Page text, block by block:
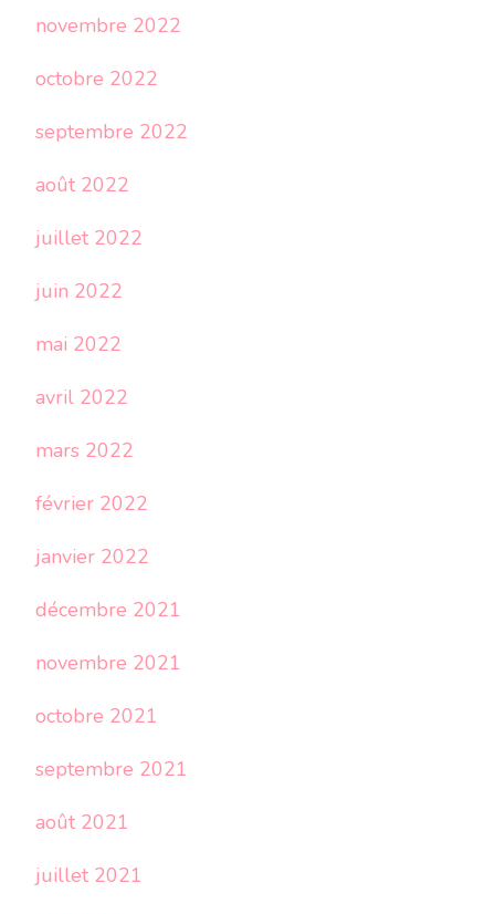
novembre 2022
octobre 2022
septembre 2022
août 2022
juillet 2022
juin 2022
mai 2022
avril 2022
mars 2022
février 2022
janvier 2022
décembre 2021
novembre 2021
octobre 2021
septembre 2021
août 2021
juillet 2021